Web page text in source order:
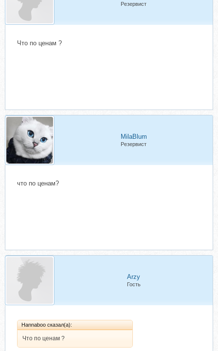
Резервист
Что по ценам ?
MilaBlum
Резервист
что по ценам?
Arzy
Гость
Hannaboo сказал(а):
Что по ценам ?